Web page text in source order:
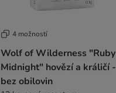
4 možností
Wolf of Wilderness "Ruby
Midnight" hovězí a králičí -
bez obilovin